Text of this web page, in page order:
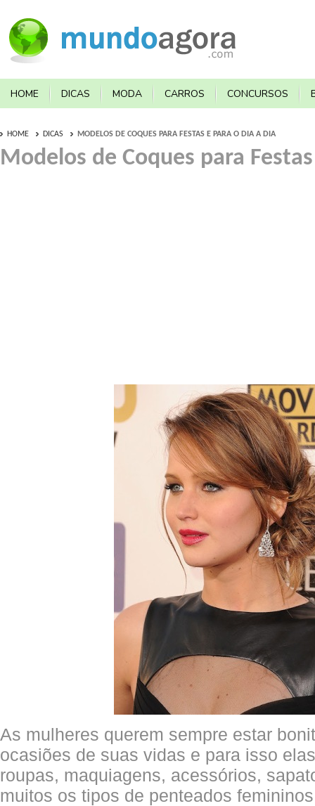
HOME DICAS MODA CARROS CONCURSOS
HOME DICAS MODELOS DE COQUES PARA FESTAS E PARA O DIA A DIA
Modelos de Coques para
As mulheres querem sempre estar
ocasiões de suas vidas e para isso
roupas, maquiagens, acessórios,
muitos os tipos de penteados